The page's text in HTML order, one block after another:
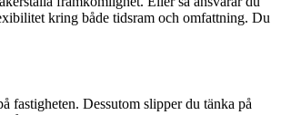
kring både tidsram och omfattning. Du
fastigheten. Dessutom slipper du tänka på